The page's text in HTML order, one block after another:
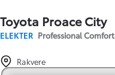
Toyota Proace City
ELEKTER Professional Comfort
Rakvere